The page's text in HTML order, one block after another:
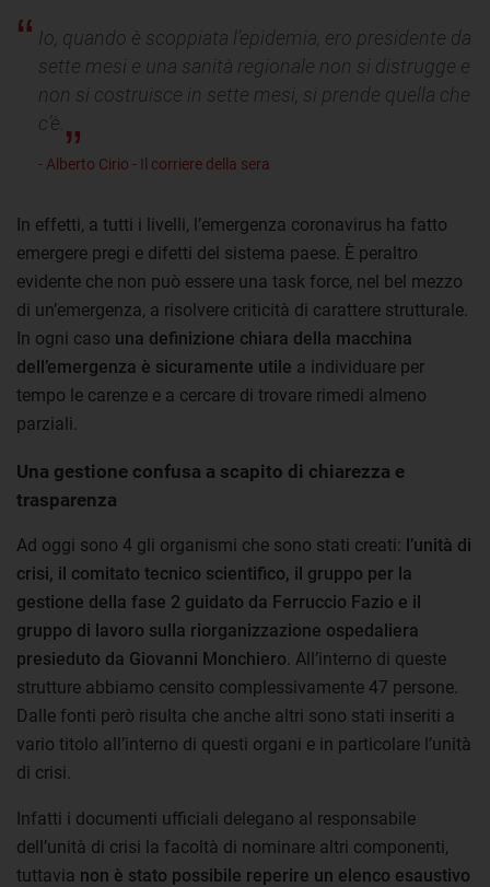
Io, quando è scoppiata l’epidemia, ero presidente da
sette mesi e una sanità regionale non si distrugge e
non si costruisce in sette mesi, si prende quella che
c’è.
- Alberto Cirio - Il corriere della sera
In effetti, a tutti i livelli, l’emergenza coronavirus ha fatto
emergere pregi e difetti del sistema paese. È peraltro
evidente che non può essere una task force, nel bel mezzo
di un’emergenza, a risolvere criticità di carattere strutturale.
In ogni caso una definizione chiara della macchina
dell’emergenza è sicuramente utile a individuare per
tempo le carenze e a cercare di trovare rimedi almeno
parziali.
Una gestione confusa a scapito di chiarezza e
trasparenza
Ad oggi sono 4 gli organismi che sono stati creati: l’unità di
crisi, il comitato tecnico scientifico, il gruppo per la
gestione della fase 2 guidato da Ferruccio Fazio e il
gruppo di lavoro sulla riorganizzazione ospedaliera
presieduto da Giovanni Monchiero . All’interno di queste
strutture abbiamo censito complessivamente 47 persone.
Dalle fonti però risulta che anche altri sono stati inseriti a
vario titolo all’interno di questi organi e in particolare l’unità
di crisi.
Infatti i documenti ufficiali delegano al responsabile
dell’unità di crisi la facoltà di nominare altri componenti,
tuttavia non è stato possibile reperire un elenco esaustivo